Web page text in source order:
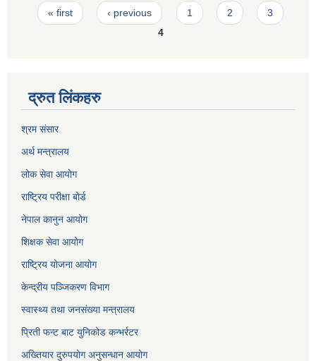
Pages
« first ‹ previous 1 2
3
4
द्रुत लिंकहरु
श्रम संसार
अर्थ मन्त्रालय
लोक सेवा आयोग
राष्ट्रिय परीक्षा बोर्ड
नेपाल कानुन आयोग
शिक्षक सेवा आयोग
राष्ट्रिय योजना आयोग
केन्द्रीय पञ्जिकरण विभाग
स्वास्थ्य तथा जनसंख्या मन्त्रालय
प्रिती फन्ट बाट युनिकोड कन्भर्रटर
अख्तियार दुरुपयोग अनुसन्धान आयोग